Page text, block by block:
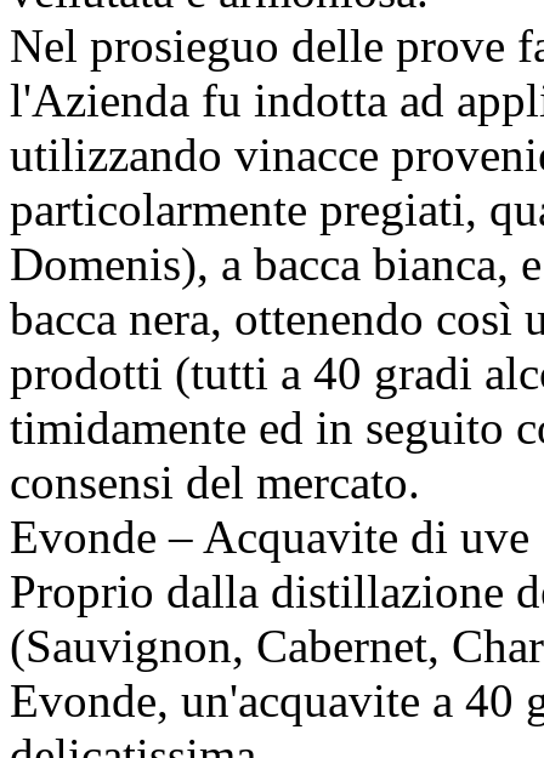
Nel prosieguo delle prove
l'Azienda fu indotta ad
utilizzando vinacce
particolarmente pregiati,
Domenis), a bacca bianca,
bacca nera, ottenendo così
prodotti (tutti a 40 gradi
timidamente ed in seguito
consensi del mercato.
Evonde – Acquavite di uve
Proprio dalla distillazione
(Sauvignon, Cabernet,
Evonde, un'acquavite a 40